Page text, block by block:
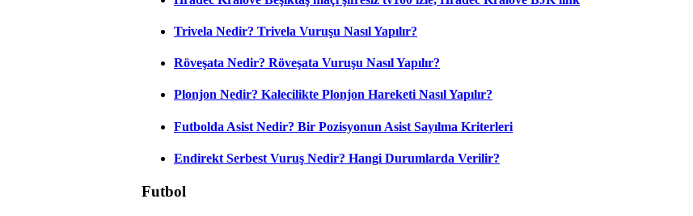
Trivela Nedir? Trivela Vuruşu Nasıl Yapılır?
Röveşata Nedir? Röveşata Vuruşu Nasıl Yapılır?
Plonjon Nedir? Kalecilikte Plonjon Hareketi Nasıl Yapılır?
Futbolda Asist Nedir? Bir Pozisyonun Asist Sayılma Kriterleri
Endirekt Serbest Vuruş Nedir? Hangi Durumlarda Verilir?
Futbol